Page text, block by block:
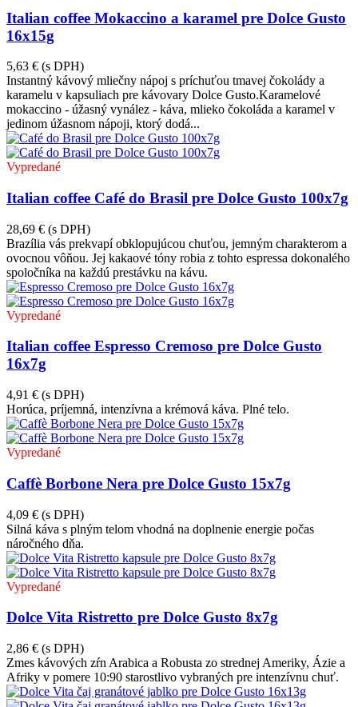
Italian coffee Mokaccino a karamel pre Dolce Gusto
16x15g
5,63 € (s DPH)
Instantný kávový mliečny nápoj s príchuťou tmavej čokolády a
karamelu v kapsuliach pre kávovary Dolce Gusto.Karamelové
mokaccino - úžasný vynález - káva, mlieko čokoláda a karamel v
jedinom úžasnom nápoji, ktorý dodá...
Vypredané
Italian coffee Café do Brasil pre Dolce Gusto 100x7g
28,69 € (s DPH)
Brazília vás prekvapí obklopujúcou chuťou, jemným charakterom a
ovocnou vôňou. Jej kakaové tóny robia z tohto espressa dokonalého
spoločníka na každú prestávku na kávu.
Vypredané
Italian coffee Espresso Cremoso pre Dolce Gusto
16x7g
4,91 € (s DPH)
Horúca, príjemná, intenzívna a krémová káva. Plné telo.
Vypredané
Caffè Borbone Nera pre Dolce Gusto 15x7g
4,09 € (s DPH)
Silná káva s plným telom vhodná na doplnenie energie počas
náročného dňa.
Vypredané
Dolce Vita Ristretto pre Dolce Gusto 8x7g
2,86 € (s DPH)
Zmes kávových zŕn Arabica a Robusta zo strednej Ameriky, Ázie a
Afriky v pomere 10:90 starostlivo vybraných pre intenzívnu chuť.